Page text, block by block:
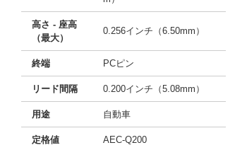
高さ - 座高
（最大）
0.256インチ（6.50mm）
終端 PCピン
リード間隔 0.200インチ（5.08mm）
用途 自動車
定格値 AEC-Q200